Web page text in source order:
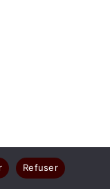
votre joie
Refuser